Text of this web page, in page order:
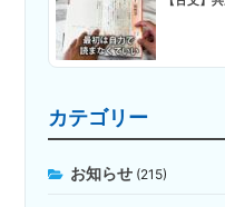
カテゴリー
お知らせ (215)